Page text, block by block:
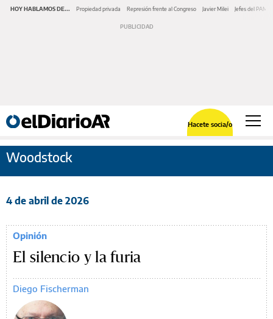
HOY HABLAMOS DE... Propiedad privada Represión frente al Congreso Javier Milei Jefes del PAMI
Hacete socia/o
Woodstock
4 de abril de 2026
Opinión
El silencio y la furia
Diego Fischerman